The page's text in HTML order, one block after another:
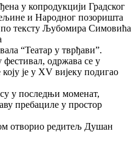
у копродукцији Градског
и Народног позоришта
тексту Љубомира Симовића
“Театар у тврђави”.
фестивал, одржава се у
је у XV вијеку подигао
у последњи моменат,
пребациле у простор
отворио редитељ Душан